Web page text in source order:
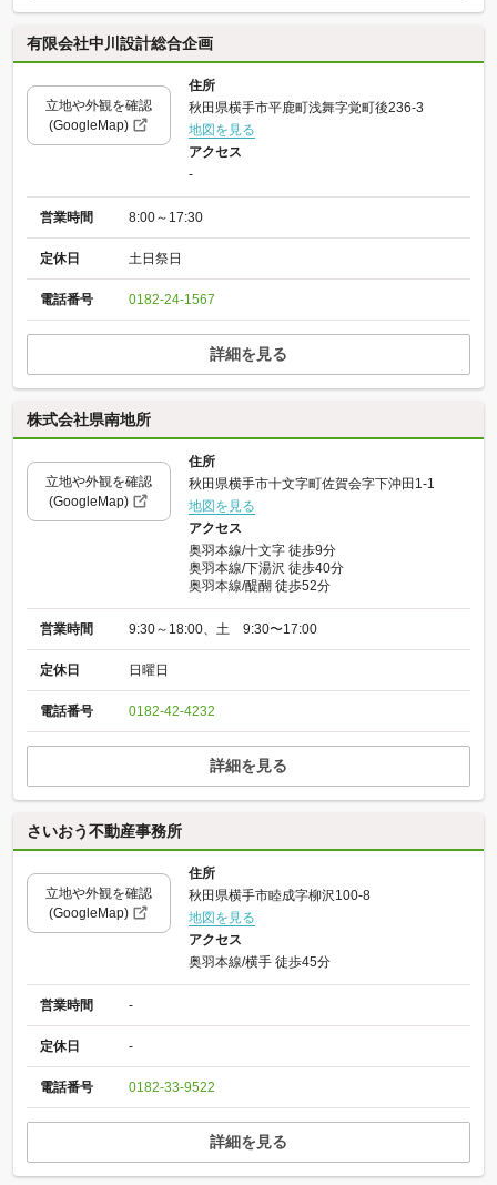
有限会社中川設計総合企画
立地や外観を確認
(GoogleMap)
住所
秋田県横手市平鹿町浅舞字覚町後236-3
地図を見る
アクセス
-
営業時間 8:00～17:30
定休日 土日祭日
電話番号 0182-24-1567
詳細を見る
株式会社県南地所
立地や外観を確認
(GoogleMap)
住所
秋田県横手市十文字町佐賀会字下沖田1-1
地図を見る
アクセス
奥羽本線/十文字 徒歩9分
奥羽本線/下湯沢 徒歩40分
奥羽本線/醍醐 徒歩52分
営業時間 9:30～18:00、土 9:30〜17:00
定休日 日曜日
電話番号 0182-42-4232
詳細を見る
さいおう不動産事務所
立地や外観を確認
(GoogleMap)
住所
秋田県横手市睦成字柳沢100-8
地図を見る
アクセス
奥羽本線/横手 徒歩45分
営業時間 -
定休日 -
電話番号 0182-33-9522
詳細を見る